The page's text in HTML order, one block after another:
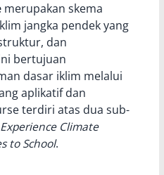
merupakan skema
jangka pendek yang
dan
bertujuan
dasar iklim melalui
aplikatif dan
terdiri atas dua sub-
Experience Climate
to School.